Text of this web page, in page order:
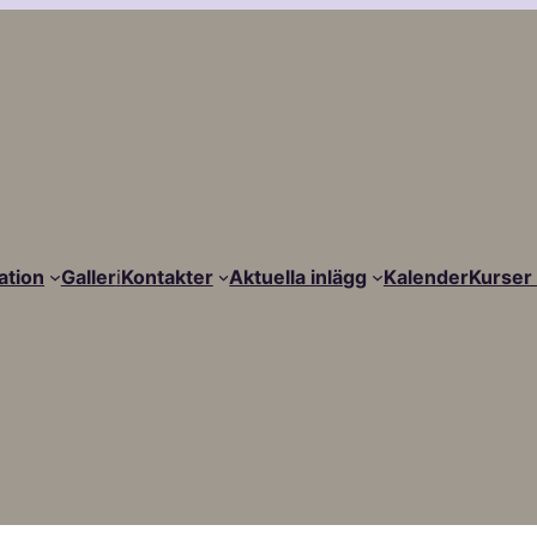
GalleriKontakter Aktuella inlägg KalenderKurser